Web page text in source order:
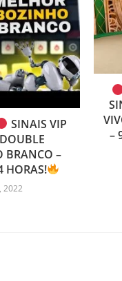
SINAIS VIP
BRANCO –
HORAS!
2022
–